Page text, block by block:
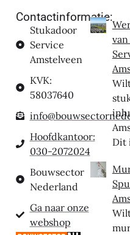
Contactinformatie:
Stukadoor
Service
Amstelveen
KVK:
58037640
Hoofdkantoor:
030-2072024
Bouwsector
Nederland
Ga naar onze
webshop
Dit